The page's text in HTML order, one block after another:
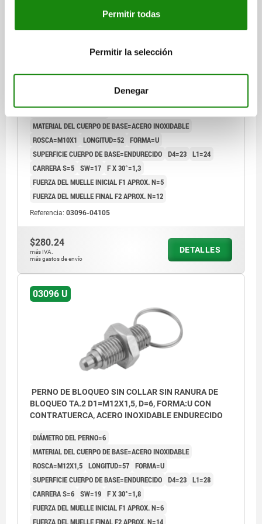
Permitir todas
Permitir la selección
Denegar
BLOQUEO TA.1 D1=M10X1, D=5, FORMA:U CON
CONTRATUERCA, ACERO INOXIDABLE ENDURECIDO
DIÁMETRO DEL PERNO=5
MATERIAL DEL CUERPO DE BASE=ACERO INOXIDABLE
ROSCA=M10X1
LONGITUD=52 FORMA=U
SUPERFICIE CUERPO DE BASE=ENDURECIDO D4=23 L1=24
CARRERA S=5 SW=17 F X 30°=1,3
FUERZA DEL MUELLE INICIAL F1 APROX. N=5
FUERZA DEL MUELLE FINAL F2 APROX. N=12
Referencia: 03096-04105
$280.24
más IVA.
más gastos de envío
DETALLES
03096 U
PERNO DE BLOQUEO SIN COLLAR SIN RANURA DE
BLOQUEO TA.2 D1=M12X1,5, D=6, FORMA:U CON
CONTRATUERCA, ACERO INOXIDABLE ENDURECIDO
DIÁMETRO DEL PERNO=6
MATERIAL DEL CUERPO DE BASE=ACERO INOXIDABLE
ROSCA=M12X1,5 LONGITUD=57 FORMA=U
SUPERFICIE CUERPO DE BASE=ENDURECIDO D4=23 L1=28
CARRERA S=6 SW=19 F X 30°=1,8
FUERZA DEL MUELLE INICIAL F1 APROX. N=6
FUERZA DEL MUELLE FINAL F2 APROX. N=14